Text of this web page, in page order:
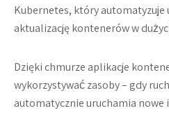
Kubernetes, który automatyzuje
aktualizację kontenerów w
Dzięki chmurze aplikacje
wykorzystywać zasoby – gdy
automatycznie uruchamia nowe